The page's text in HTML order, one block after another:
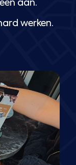
aan.
werken.